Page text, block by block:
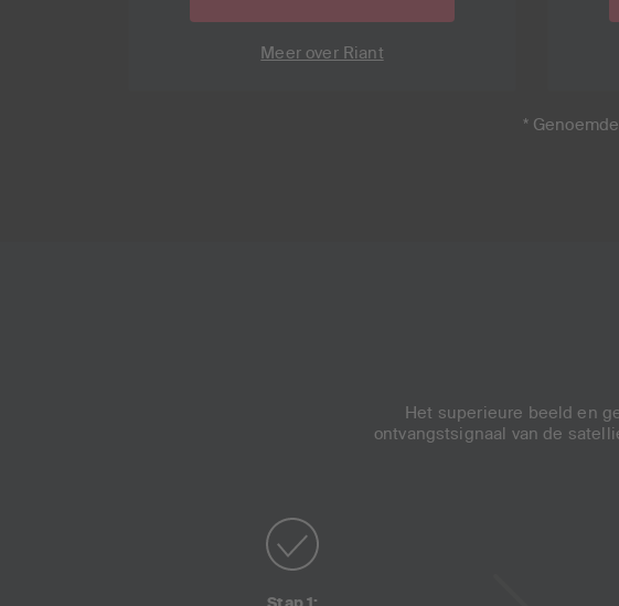
Meer over Riant
*
Het superieure beeld en
ontvangstsignaal van de